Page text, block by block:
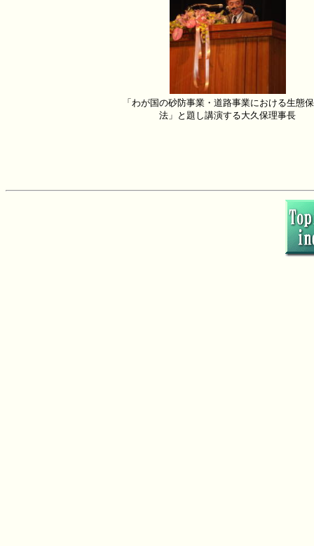
「わが国の砂防事業・道路事業における生態
法」と題し講演する大久保理事長